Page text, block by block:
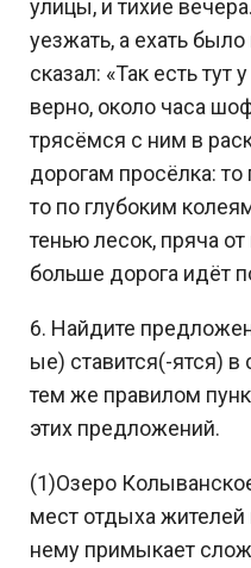
улицы, и тихие
уезжать, а ехать
сказал: «Так есть
верно, около часа
трясёмся с ним в
дорогам просёлка: то
то по глубоким
тенью лесок, пряча
больше дорога идёт
6. Найдите
ые) ставится(-ятся) в
тем же правилом
этих предложений.
(1)Озеро
мест отдыха жителей
нему примыкает